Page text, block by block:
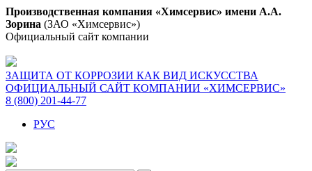
Производственная компания «Химсервис» имени А.А.
Зорина (ЗАО «Химсервис»)
Официальный сайт компании
ЗАЩИТА ОТ КОРРОЗИИ КАК ВИД ИСКУССТВА
ОФИЦИАЛЬНЫЙ САЙТ КОМПАНИИ «ХИМСЕРВИС»
8 (800) 201-44-77
РУС